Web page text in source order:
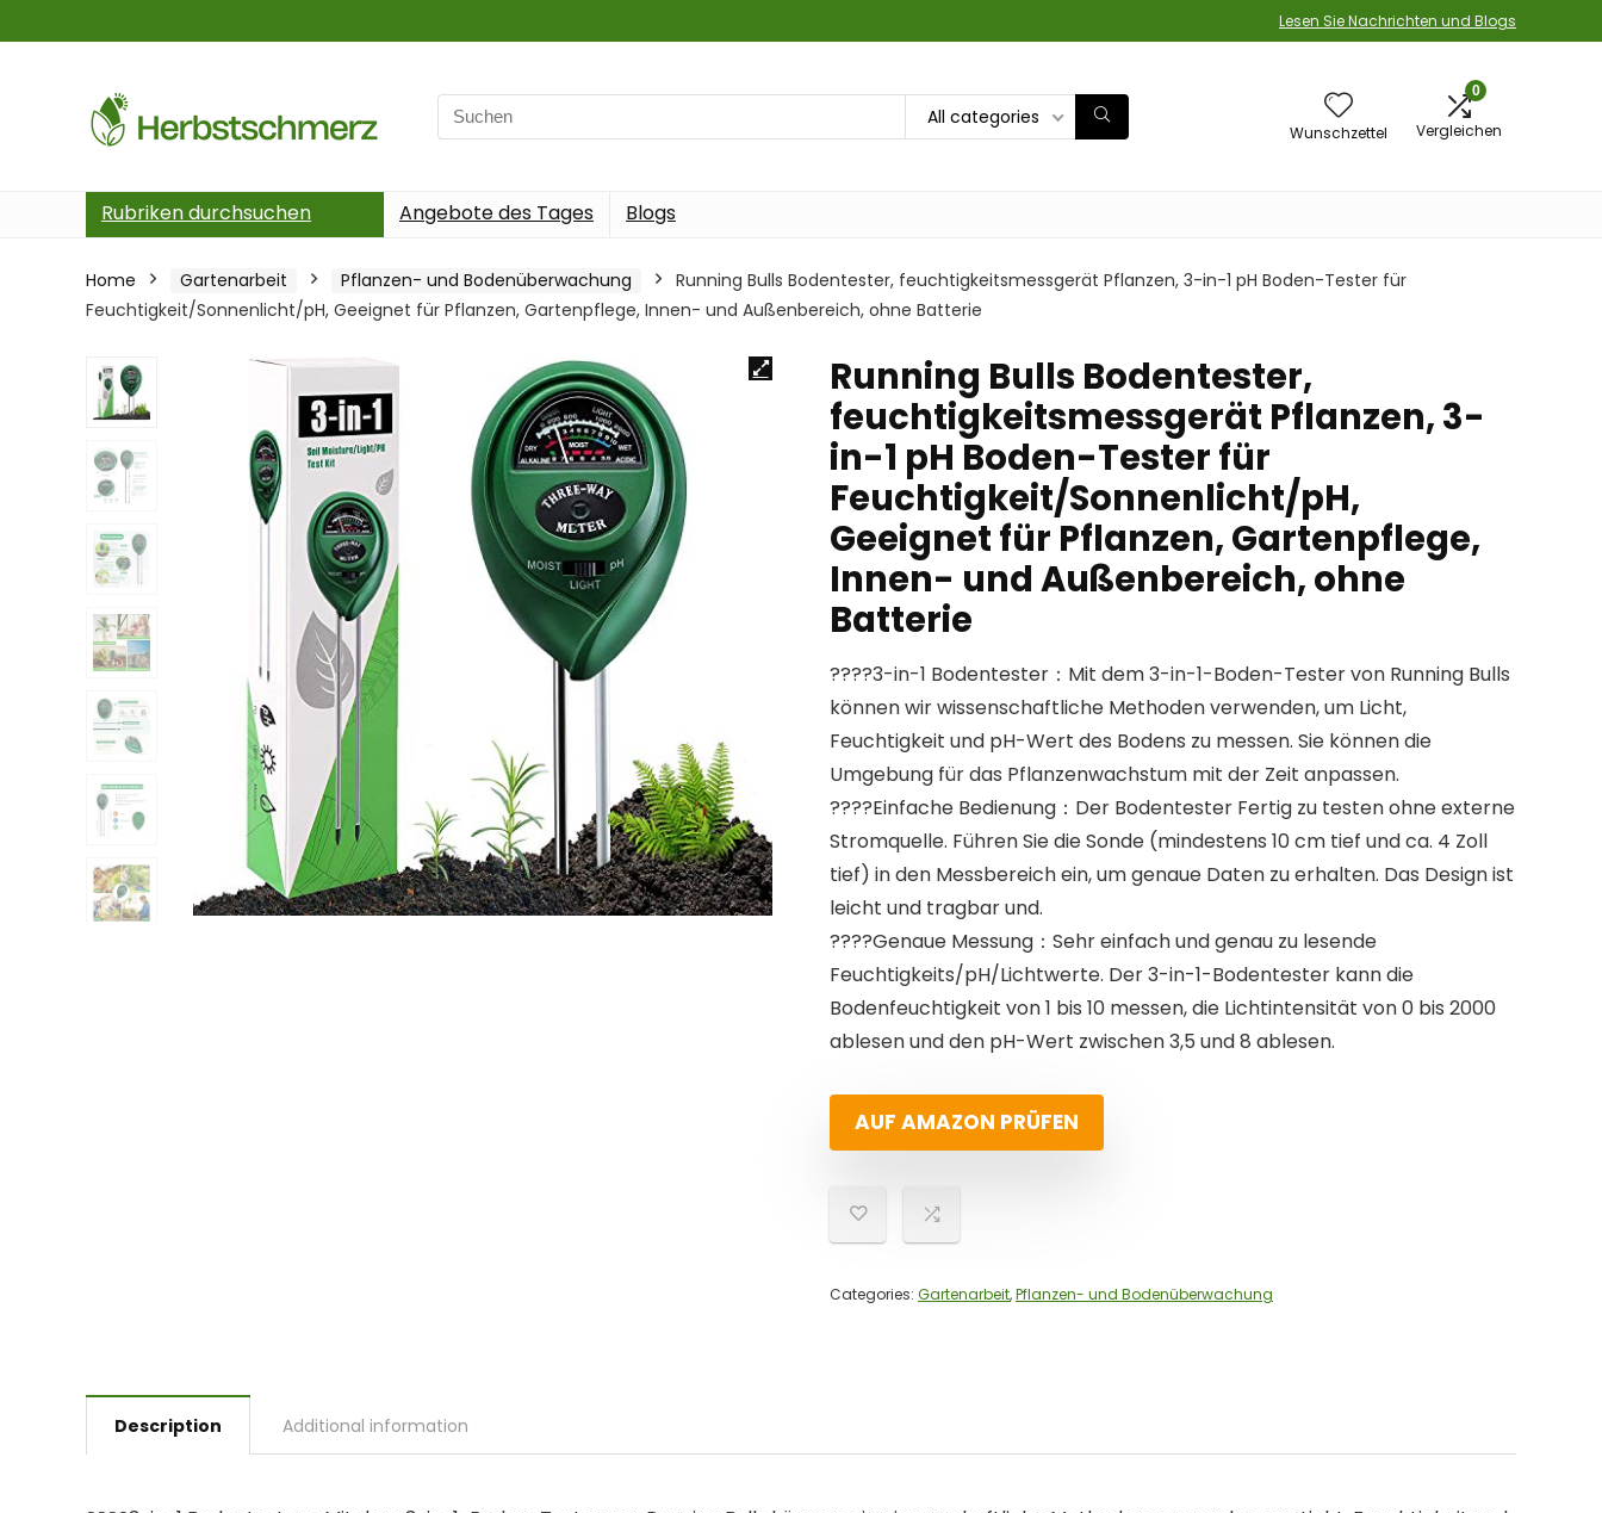
Lesen Sie Nachrichten und Blogs
Search
for:
All categories
Wunschzettel
0
Vergleichen
Rubriken durchsuchen Angebote des Tages Blogs
Home Gartenarbeit Pflanzen- und Bodenüberwachung
Running Bulls Bodentester, feuchtigkeitsmessgerät Pflanzen, 3-in-1 pH Boden-Tester für
Feuchtigkeit/Sonnenlicht/pH, Geeignet für Pflanzen, Gartenpflege, Innen- und Außenbereich, ohne Batterie
Running Bulls Bodentester,
feuchtigkeitsmessgerät Pflanzen, 3-
in-1 pH Boden-Tester für
Feuchtigkeit/Sonnenlicht/pH,
Geeignet für Pflanzen, Gartenpflege,
Innen- und Außenbereich, ohne
Batterie
????3-in-1 Bodentester：Mit dem 3-in-1-Boden-Tester von Running Bulls
können wir wissenschaftliche Methoden verwenden, um Licht,
Feuchtigkeit und pH-Wert des Bodens zu messen. Sie können die
Umgebung für das Pflanzenwachstum mit der Zeit anpassen.
????Einfache Bedienung：Der Bodentester Fertig zu testen ohne externe
Stromquelle. Führen Sie die Sonde (mindestens 10 cm tief und ca. 4 Zoll
tief) in den Messbereich ein, um genaue Daten zu erhalten. Das Design ist
leicht und tragbar und.
????Genaue Messung：Sehr einfach und genau zu lesende
Feuchtigkeits/pH/Lichtwerte. Der 3-in-1-Bodentester kann die
Bodenfeuchtigkeit von 1 bis 10 messen, die Lichtintensität von 0 bis 2000
ablesen und den pH-Wert zwischen 3,5 und 8 ablesen.
AUF AMAZON PRÜFEN
Categories: Gartenarbeit,Pflanzen- und Bodenüberwachung
Description Additional information